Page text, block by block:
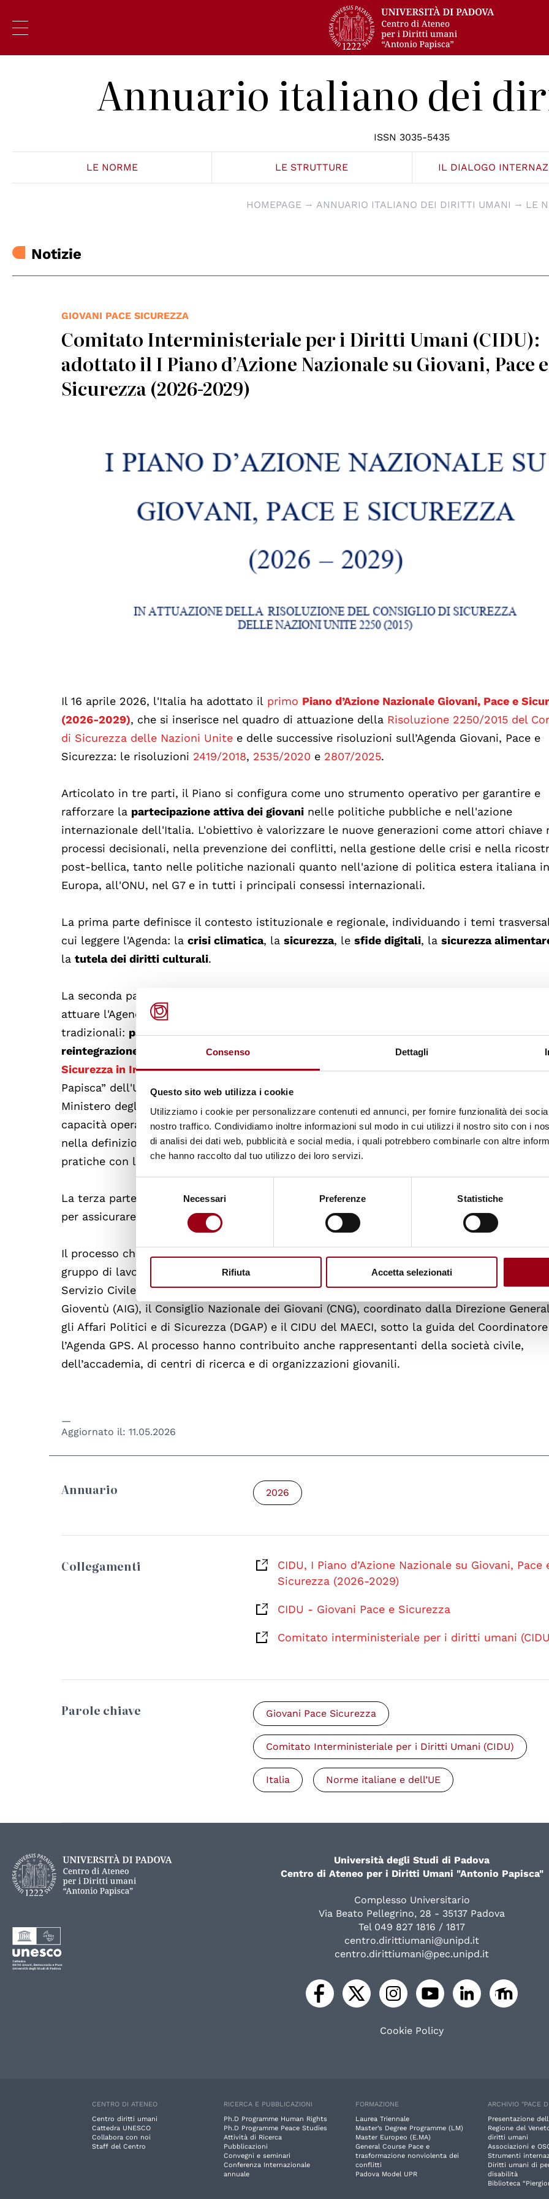
Consenso Dettagli
Questo sito web utilizza i cookie
Utilizziamo i cookie per personalizzare contenuti ed annunci, per fornire funzionalità dei
nostro traffico. Condividiamo inoltre informazioni sul modo in cui utilizzi il nostro sito con i
di analisi dei dati web, pubblicità e social media, i quali potrebbero combinarle con altre
che hanno raccolto dal tuo utilizzo dei loro servizi.
del
Necessari Preferenze Statistiche
Rifiuta Accetta selezionati
Annuario italiano dei
ISSN 3035-5435
LE NORME LE STRUTTURE IL DIALOGO
HOMEPAGE ANNUARIO ITALIANO DEI DIRITTI UMANI LE
Notizie
GIOVANI PACE SICUREZZA
Comitato Interministeriale per i Diritti Umani (CIDU):
adottato il I Piano d’Azione Nazionale su Giovani, Pace e
Sicurezza (2026-2029)
Il 16 aprile 2026, l'Italia ha adottato il primo Piano d’Azione Nazionale Giovani, Pace e
(2026-2029), che si inserisce nel quadro di attuazione della Risoluzione 2250/2015 del
di Sicurezza delle Nazioni Unite e delle successive risoluzioni sull’Agenda Giovani, Pace e
Sicurezza: le risoluzioni 2419/2018, 2535/2020 e 2807/2025.
Articolato in tre parti, il Piano si configura come uno strumento operativo per garantire e
rafforzare la partecipazione attiva dei giovani nelle politiche pubbliche e nell'azione
internazionale dell'Italia. L'obiettivo è valorizzare le nuove generazioni come attori chiave
processi decisionali, nella prevenzione dei conflitti, nella gestione delle crisi e nella
post-bellica, tanto nelle politiche nazionali quanto nell'azione di politica estera italiana
Europa, all'ONU, nel G7 e in tutti i principali consessi internazionali.
La prima parte definisce il contesto istituzionale e regionale, individuando i temi
cui leggere l'Agenda: lacrisi climatica, lasicurezza, lesfide digitali, lasicurezza
latutela dei diritti culturali.
La seconda parte declina in modo operativo e strategico gli obiettivi, i target e le misure
attuare l'Agenda nei suoi cinque pilastri
tradizionali: partecipazione,protezione,prevenzione,partenariatiesmobilitazione e
reintegrazione
. In tale ambito, si inseriscono iniziative come ilprogetto “Giovani, Pace e
Sicurezza in Iraq e Italia”, implementato dal Centro di Ateneo per i Diritti Umani “Antonio
Papisca” dell'Università di Padova, in collaborazione con Un Ponte Per e con il supporto
Ministero degli Affari Esteri e della Cooperazione Internazionale (MAECI). L'iniziativa
capacità operative dei network giovanili iracheni, supportando in particolare il Network
nella definizione del Piano Nazionale d’Azione iracheno, favorendo così lo scambio di
pratiche con la società civile italiana.
La terza parte definisce il nuovo sistema strutturato di governance monitoraggio
per assicurare che l'attuazione delle politiche sia coerente ed efficace nel tempo.
Il processo che ha portato all’adozione del Piano è stato avviato nel 2024 attraverso un
gruppo di lavoro composto da rappresentanti del Dipartimento per le Politiche Giovanili e
Servizio Civile Universale della Presidenza del Consiglio dei Ministri, l’Agenzia Italiana per
Gioventù (AIG), il Consiglio Nazionale dei Giovani (CNG), coordinato dalla Direzione
gli Affari Politici e di Sicurezza (DGAP) e il CIDU del MAECI, sotto la guida del
l’Agenda GPS. Al processo hanno contribuito anche rappresentanti della società civile,
dell’accademia, di centri di ricerca e di organizzazioni giovanili.
Aggiornato il:11.05.2026
Annuario 2026
Collegamenti
CIDU, I Piano d’Azione Nazionale su Giovani, Pace
Sicurezza (2026-2029)
CIDU - Giovani Pace e Sicurezza
Comitato interministeriale per i diritti umani
Parole chiave Giovani Pace Sicurezza
Comitato Interministeriale per i Diritti Umani (CIDU)
Italia Norme italiane e dell’UE
Università degli Studi di Padova
Centro di Ateneo per i Diritti Umani "Antonio Papisca"
Complesso Universitario
Via Beato Pellegrino, 28 - 35137 Padova
Tel 049 827 1816 / 1817
centro.dirittiumani@unipd.it
centro.dirittiumani@pec.unipd.it
Cookie Policy
CENTRO DI ATENEO
Centro diritti umani
Cattedra UNESCO
Collabora con noi
Staff del Centro
RICERCA E PUBBLICAZIONI
Ph.D Programme Human Rights
Ph.D Programme Peace Studies
Attività di Ricerca
Pubblicazioni
Convegni e seminari
Conferenza Internazionale
annuale
FORMAZIONE
Laurea Triennale
Master’s Degree Programme (LM)
Master Europeo (E.MA)
General Course Pace e
trasformazione nonviolenta dei
conflitti
Padova Model UPR
ARCHIVIO "PACE
Presentazione
Regione del
diritti umani
Associazioni e
Strumenti
Diritti umani di
disabilità
Biblioteca